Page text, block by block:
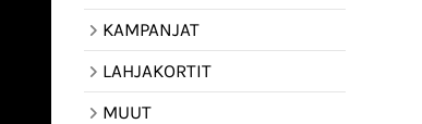
KAMPANJAT
LAHJAKORTIT
MUUT